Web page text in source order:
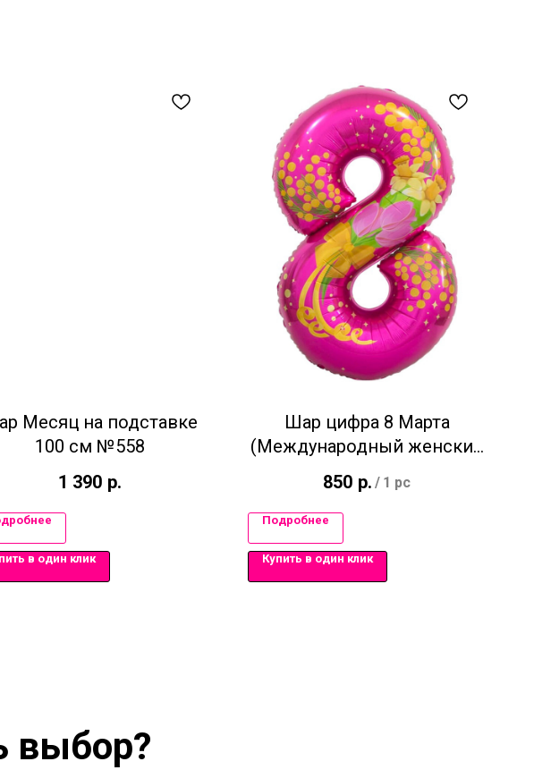
Месяц на подставке
100 см №558
1 390 р.
в один клик
Шар цифра 8 Марта
(Международный женский
день)
850 р. / 1 pc
Подробнее
Купить в один клик
выбор?